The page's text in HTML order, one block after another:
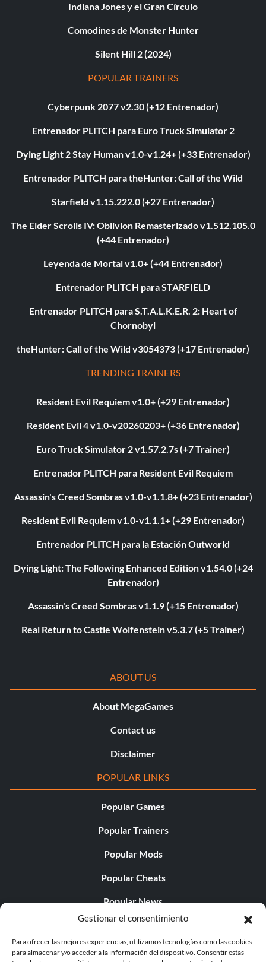
Gestionar el consentimiento
Para ofrecer las mejores experiencias, utilizamos tecnologías como las cookies
para almacenar y/o acceder a la información del dispositivo. Consentir estas
Indiana Jones y el Gran Círculo
Comodines de Monster Hunter
Silent Hill 2 (2024)
POPULAR TRAINERS
Cyberpunk 2077 v2.30 (+12 Entrenador)
Entrenador PLITCH para Euro Truck Simulator 2
Dying Light 2 Stay Human v1.0-v1.24+ (+33 Entrenador)
Entrenador PLITCH para theHunter: Call of the Wild
Starfield v1.15.222.0 (+27 Entrenador)
The Elder Scrolls IV: Oblivion Remasterizado v1.512.105.0
(+44 Entrenador)
Leyenda de Mortal v1.0+ (+44 Entrenador)
Entrenador PLITCH para STARFIELD
Entrenador PLITCH para S.T.A.L.K.E.R. 2: Heart of
Chornobyl
theHunter: Call of the Wild v3054373 (+17 Entrenador)
TRENDING TRAINERS
Resident Evil Requiem v1.0+ (+29 Entrenador)
Resident Evil 4 v1.0-v20260203+ (+36 Entrenador)
Euro Truck Simulator 2 v1.57.2.7s (+7 Trainer)
Entrenador PLITCH para Resident Evil Requiem
Assassin's Creed Sombras v1.0-v1.1.8+ (+23 Entrenador)
Resident Evil Requiem v1.0-v1.1.1+ (+29 Entrenador)
Entrenador PLITCH para la Estación Outworld
Dying Light: The Following Enhanced Edition v1.54.0 (+24
Entrenador)
Assassin's Creed Sombras v1.1.9 (+15 Entrenador)
Real Return to Castle Wolfenstein v5.3.7 (+5 Trainer)
ABOUT US
About MegaGames
Contact us
Disclaimer
POPULAR LINKS
Popular Games
Popular Trainers
Popular Mods
Popular Cheats
Popular News
Popular Editorials
Popular Free Games